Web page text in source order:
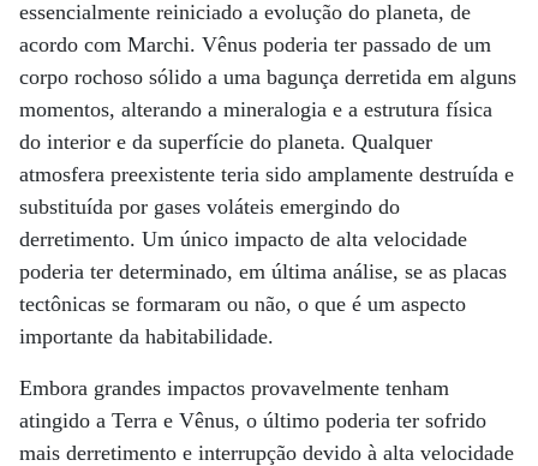
essencialmente reiniciado a evolução do planeta, de
acordo com Marchi. Vênus poderia ter passado de um
corpo rochoso sólido a uma bagunça derretida em alguns
momentos, alterando a mineralogia e a estrutura física
do interior e da superfície do planeta. Qualquer
atmosfera preexistente teria sido amplamente destruída e
substituída por gases voláteis emergindo do
derretimento. Um único impacto de alta velocidade
poderia ter determinado, em última análise, se as placas
tectônicas se formaram ou não, o que é um aspecto
importante da habitabilidade.
Embora grandes impactos provavelmente tenham
atingido a Terra e Vênus, o último poderia ter sofrido
mais derretimento e interrupção devido à alta velocidade